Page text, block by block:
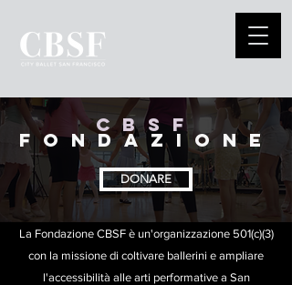
CBSF
FONDAZIONE
DONARE
La Fondazione CBSF è un'organizzazione 501(c)(3)
con la missione di coltivare ballerini e ampliare
l'accessibilità alle arti performative a San